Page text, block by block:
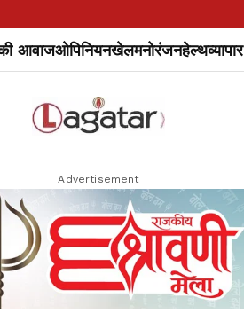
आवाजओपिनियनखेलमनोरंजनहेल्थव्यापार
Advertisement